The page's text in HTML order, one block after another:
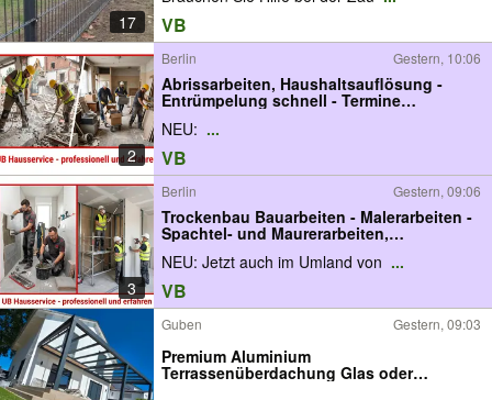
17 VB
2
Berlin Gestern, 10:06
Abrissarbeiten, Haushaltsauflösung -
Entrümpelung schnell - Termine
Kurzfristig
NEU: ...
VB
3
Berlin Gestern, 09:06
Trockenbau Bauarbeiten - Malerarbeiten -
Spachtel- und Maurerarbeiten,
Fliesenlegen
NEU: Jetzt auch im Umland von ...
VB
Guben Gestern, 09:03
Premium Aluminium
Terrassenüberdachung Glas oder